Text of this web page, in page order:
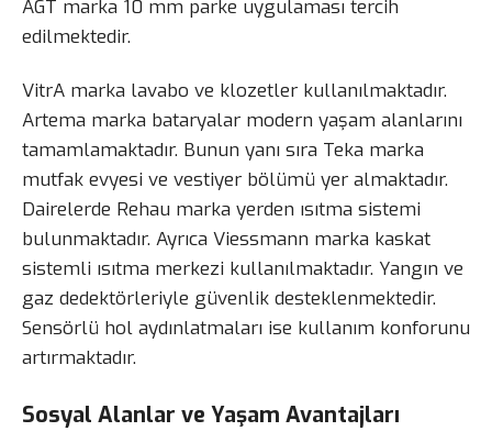
AGT marka 10 mm parke uygulaması tercih
edilmektedir.
VitrA marka lavabo ve klozetler kullanılmaktadır.
Artema marka bataryalar modern yaşam alanlarını
tamamlamaktadır. Bunun yanı sıra Teka marka
mutfak evyesi ve vestiyer bölümü yer almaktadır.
Dairelerde Rehau marka yerden ısıtma sistemi
bulunmaktadır. Ayrıca Viessmann marka kaskat
sistemli ısıtma merkezi kullanılmaktadır. Yangın ve
gaz dedektörleriyle güvenlik desteklenmektedir.
Sensörlü hol aydınlatmaları ise kullanım konforunu
artırmaktadır.
Sosyal Alanlar ve Yaşam Avantajları